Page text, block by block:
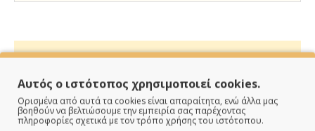
ΠΑΡΑΔΙΔΟΥΜΕ ΓΡΗΓΟΡΑ
Άμεση αποστολή της παραγγελίας σου σε 1 - 2 εργάσιμες
Αυτός ο ιστότοπος χρησιμοποιεί cookies.
Ορισμένα από αυτά τα cookies είναι απαραίτητα, ενώ άλλα μας
βοηθούν να βελτιώσουμε την εμπειρία σας παρέχοντας
πληροφορίες σχετικά με τον τρόπο χρήσης του ιστότοπου.